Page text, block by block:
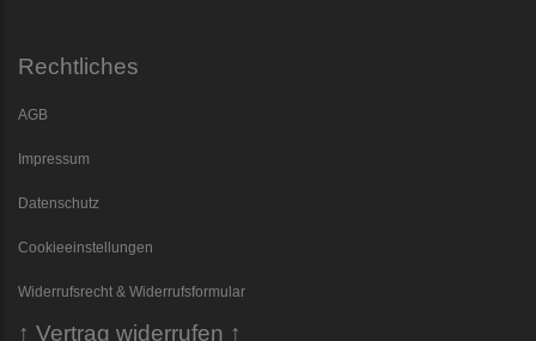
Rechtliches
AGB
Impressum
Datenschutz
Cookieeinstellungen
Widerrufsrecht & Widerrufsformular
↑ Vertrag widerrufen ↑